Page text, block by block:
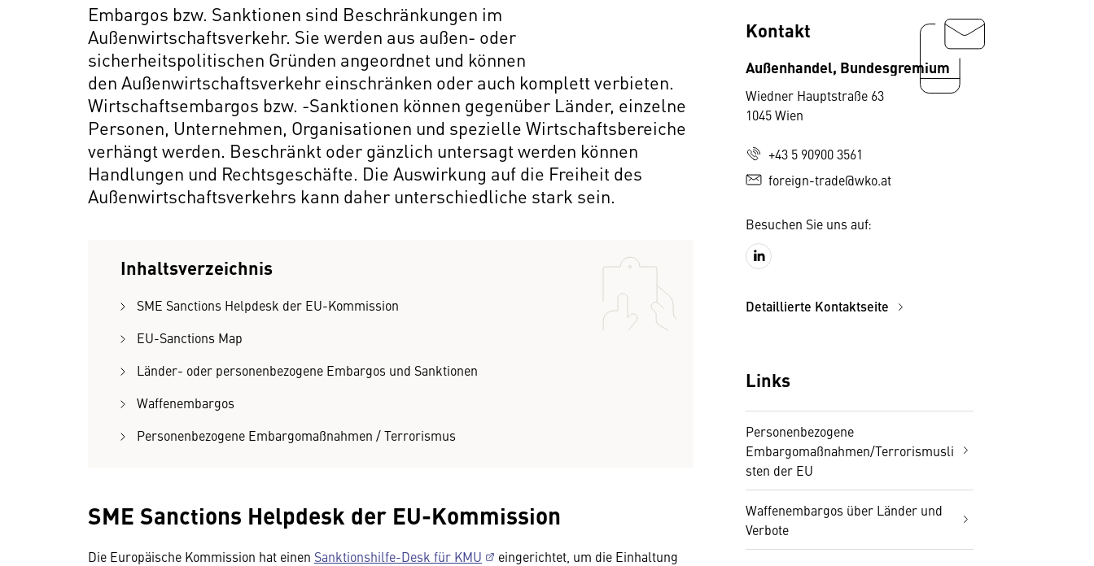
Embargos bzw. Sanktionen sind Beschränkungen im
Außenwirtschaftsverkehr. Sie werden aus außen- oder
sicherheitspolitischen Gründen angeordnet und können
den Außenwirtschaftsverkehr einschränken oder auch komplett verbieten.
Wirtschaftsembargos bzw. -Sanktionen können gegenüber Länder, einzelne
Personen, Unternehmen, Organisationen und spezielle Wirtschaftsbereiche
verhängt werden. Beschränkt oder gänzlich untersagt werden können
Handlungen und Rechtsgeschäfte. Die Auswirkung auf die Freiheit des
Außenwirtschaftsverkehrs kann daher unterschiedliche stark sein.
Inhaltsverzeichnis
SME Sanctions Helpdesk der EU-Kommission
EU-Sanctions Map
Länder- oder personenbezogene Embargos und Sanktionen
Waffenembargos
Personenbezogene Embargomaßnahmen / Terrorismus
SME Sanctions Helpdesk der EU-Kommission
Die Europäische Kommission hat einen Sanktionshilfe-Desk für KMU
eingerichtet, um die Einhaltung
Kontakt
Außenhandel, Bundesgremium
Wiedner Hauptstraße 63
1045 Wien
+43 5 90900 3561
foreign-trade@wko.at
Besuchen Sie uns auf:
Detaillierte Kontaktseite
Links
Personenbezogene
Embargomaßnahmen/Terrorismusli
sten der EU
Waffenembargos über Länder und
Verbote